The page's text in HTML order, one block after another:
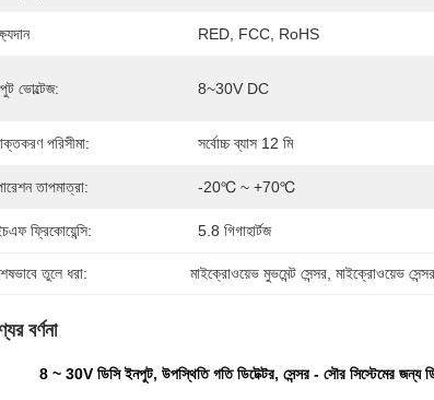
RED, FCC, RoHS
ভোল্টেজ: 8~30V DC
পরিসীমা: সর্বোচ্চ ব্যাস 12 মি
তাপমাত্রা: -20℃ ~ +70℃
ফ্রিকোয়েন্সি: 5.8 গিগাহার্টজ
তুলে ধরা: মাইক্রোওয়েভ মুভমেন্ট সেন্সর , মাইক্রোওয়েভ
বর্ণনা
8 ~ 30V ডিসি ইনপুট, উপস্থিতি গতি ডিটেক্টর, সেন্সর - সৌর সিস্টেমের জন্য